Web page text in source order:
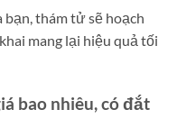
bạn, thám tử sẽ hoạch
mang lại hiệu quả tối
bao nhiêu, có đắt